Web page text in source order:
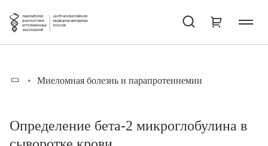
Миеломная болезнь и парапротеинемии
Определение бета-2 микроглобулина в